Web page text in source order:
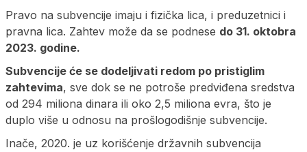
Pravo na subvencije imaju i fizička lica, i preduzetnici i
pravna lica. Zahtev može da se podnese do 31. oktobra
2023. godine.
Subvencije će se dodeljivati redom po pristiglim
zahtevima, sve dok se ne potroše predviđena sredstva
od 294 miliona dinara ili oko 2,5 miliona evra, što je
duplo više u odnosu na prošlogodišnje subvencije.
Inače, 2020. je uz korišćenje državnih subvencija